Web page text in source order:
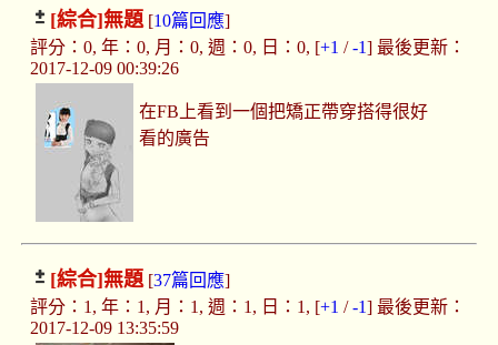
[綜合]無題[10篇回應]
評分：0, 年：0, 月：0, 週：0, 日：0, [+1 /-1] 最後更新：
2017-12-09 00:39:26
在FB上看到一個把矯正帶穿搭得很好
看的廣告
[綜合]無題[37篇回應]
評分：1, 年：1, 月：1, 週：1, 日：1, [+1 /-1] 最後更新：
2017-12-09 13:35:59